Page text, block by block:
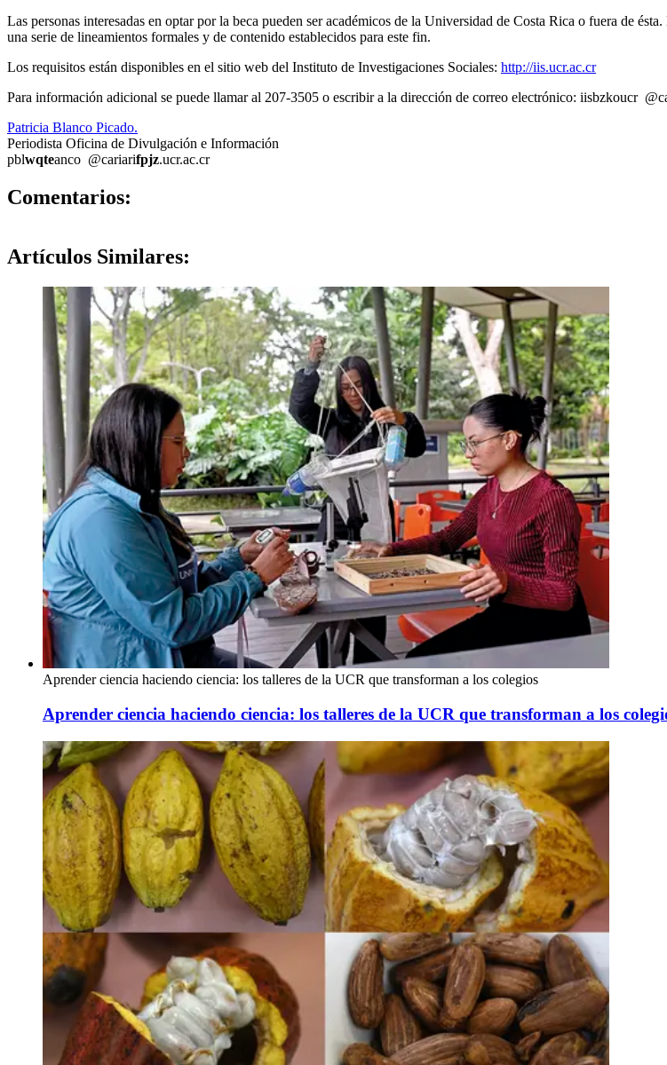
Las personas interesadas en optar por la beca pueden ser académicos de la Universidad de Costa Rica o fuera de
una serie de lineamientos formales y de contenido establecidos para este fin.
Los requisitos están disponibles en el sitio web del Instituto de Investigaciones Sociales: http://iis.ucr.ac.cr
Para información adicional se puede llamar al 207-3505 o escribir a la dirección de correo electrónico: iisbzkoucr
Patricia Blanco Picado.
Periodista Oficina de Divulgación e Información
pblwqteanco @cariarifpjz.ucr.ac.cr
Comentarios:
Artículos Similares:
Aprender ciencia haciendo ciencia: los talleres de la UCR que transforman a los colegios
Aprender ciencia haciendo ciencia: los talleres de la UCR que transforman a los